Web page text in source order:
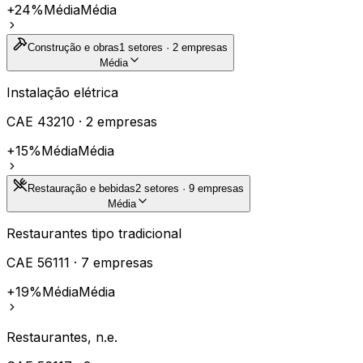
+24%MédiaMédia
Construção e obras1 setores · 2 empresas
Média
Instalação elétrica
CAE 43210 · 2 empresas
+15%MédiaMédia
Restauração e bebidas2 setores · 9 empresas
Média
Restaurantes tipo tradicional
CAE 56111 · 7 empresas
+19%MédiaMédia
Restaurantes, n.e.